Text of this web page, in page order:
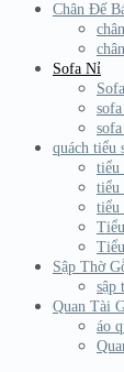
Chân Đế
Sofa Nỉ
quách tiểu
tiểu
tiểu
tiểu
Sập Thờ
sập
Quan Tài
áo